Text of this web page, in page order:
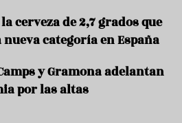
cerveza de 2,7 grados que
categoría en España
y Gramona adelantan
por las altas